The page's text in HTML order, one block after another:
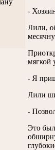
-
Лили,
мягкой
- Я
Лили
-
Это